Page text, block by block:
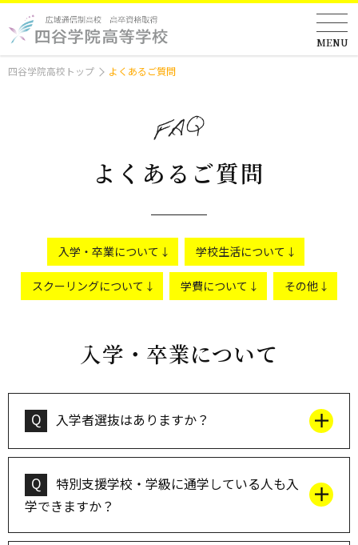
MENU
四谷学院高校トップ よくあるご質問
よくあるご質問
入学・卒業について 学校生活について
スクーリングについて 学費について その他
入学・卒業について
Q 入学者選抜はありますか？
Q
特別支援学校・学級に通学している人も入
学できますか？